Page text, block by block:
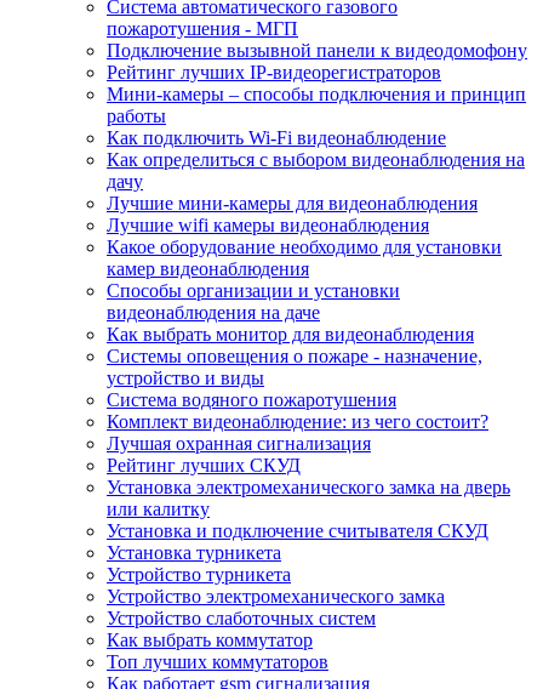
Система автоматического газового
пожаротушения - МГП
Подключение вызывной панели к видеодомофону
Рейтинг лучших IP-видеорегистраторов
Мини-камеры – способы подключения и принцип
работы
Как подключить Wi-Fi видеонаблюдение
Как определиться с выбором видеонаблюдения на
дачу
Лучшие мини-камеры для видеонаблюдения
Лучшие wifi камеры видеонаблюдения
Какое оборудование необходимо для установки
камер видеонаблюдения
Способы организации и установки
видеонаблюдения на даче
Как выбрать монитор для видеонаблюдения
Системы оповещения о пожаре - назначение,
устройство и виды
Система водяного пожаротушения
Комплект видеонаблюдение: из чего состоит?
Лучшая охранная сигнализация
Рейтинг лучших СКУД
Установка электромеханического замка на дверь
или калитку
Установка и подключение считывателя СКУД
Установка турникета
Устройство турникета
Устройство электромеханического замка
Устройство слаботочных систем
Как выбрать коммутатор
Топ лучших коммутаторов
Как работает gsm сигнализация